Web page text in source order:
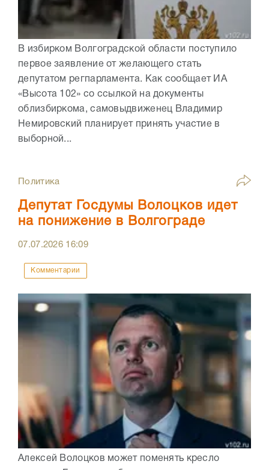
В избирком Волгоградской области поступило
первое заявление от желающего стать
депутатом регпарламента. Как сообщает ИА
«Высота 102» со ссылкой на документы
облизбиркома, самовыдвиженец Владимир
Немировский планирует принять участие в
выборной...
Политика
Депутат Госдумы Волоцков идет
на понижение в Волгограде
07.07.2026 16:09
Комментарии
Алексей Волоцков может поменять кресло